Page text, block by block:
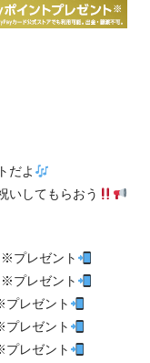
だよ
いしてもらおう
プレゼント
プレゼント
レゼント
レゼント
レゼント